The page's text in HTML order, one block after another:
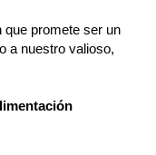
que promete ser un
a nuestro valioso,